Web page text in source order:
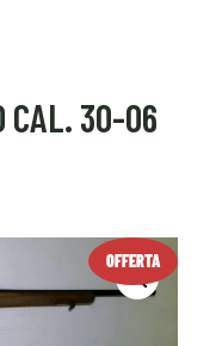
CAL. 30-06
OFFERTA